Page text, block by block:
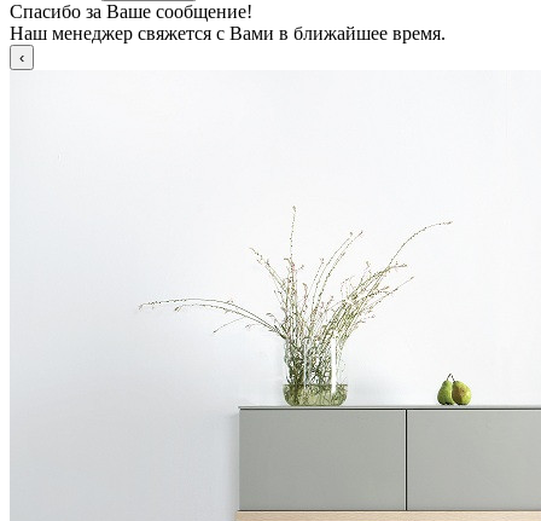
Спасибо за Ваше сообщение!
Наш менеджер свяжется с Вами в ближайшее время.